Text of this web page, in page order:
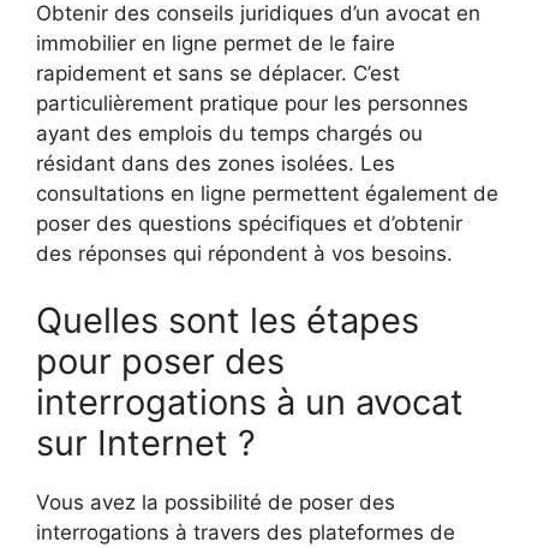
Obtenir des conseils juridiques d’un avocat en
immobilier en ligne permet de le faire
rapidement et sans se déplacer. C’est
particulièrement pratique pour les personnes
ayant des emplois du temps chargés ou
résidant dans des zones isolées. Les
consultations en ligne permettent également de
poser des questions spécifiques et d’obtenir
des réponses qui répondent à vos besoins.
Quelles sont les étapes
pour poser des
interrogations à un avocat
sur Internet ?
Vous avez la possibilité de poser des
interrogations à travers des plateformes de